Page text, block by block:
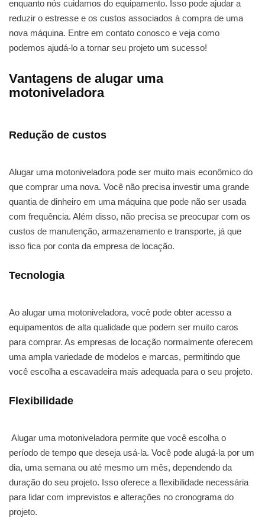
enquanto nós cuidamos do equipamento. Isso pode ajudar a
reduzir o estresse e os custos associados à compra de uma
nova máquina. Entre em contato conosco e veja como
podemos ajudá-lo a tornar seu projeto um sucesso!
Vantagens de alugar uma
motoniveladora
Redução de custos
Alugar uma motoniveladora pode ser muito mais econômico do
que comprar uma nova. Você não precisa investir uma grande
quantia de dinheiro em uma máquina que pode não ser usada
com frequência. Além disso, não precisa se preocupar com os
custos de manutenção, armazenamento e transporte, já que
isso fica por conta da empresa de locação.
Tecnologia
Ao alugar uma motoniveladora, você pode obter acesso a
equipamentos de alta qualidade que podem ser muito caros
para comprar. As empresas de locação normalmente oferecem
uma ampla variedade de modelos e marcas, permitindo que
você escolha a escavadeira mais adequada para o seu projeto.
Flexibilidade
Alugar uma motoniveladora permite que você escolha o
período de tempo que deseja usá-la. Você pode alugá-la por um
dia, uma semana ou até mesmo um mês, dependendo da
duração do seu projeto. Isso oferece a flexibilidade necessária
para lidar com imprevistos e alterações no cronograma do
projeto.